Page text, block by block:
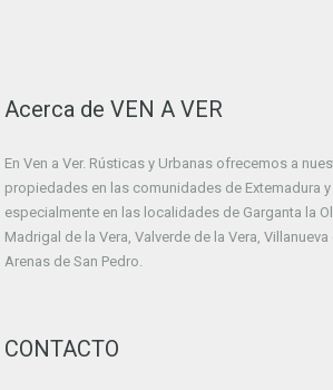
Acerca de VEN A VER
En Ven a Ver. Rústicas y Urbanas ofrecemos a
propiedades en las comunidades de Extemadura y
especialmente en las localidades de Garganta la
Madrigal de la Vera, Valverde de la Vera,
Arenas de San Pedro.
CONTACTO